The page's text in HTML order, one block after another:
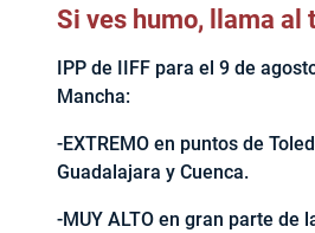
Si ves humo, llama al
IPP de IIFF para el 9 de
Mancha:
-EXTREMO en puntos de
Guadalajara y Cuenca.
-MUY ALTO en gran parte de